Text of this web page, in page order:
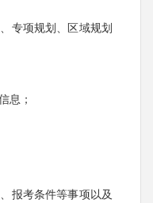
专项规划、区域规划
息；
报考条件等事项以及